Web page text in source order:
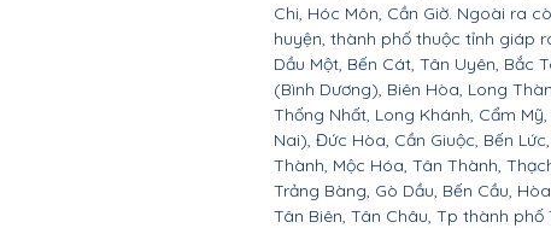
Chi, Hóc Môn, Cần Giờ. Ngoài ra
huyện, thành phố thuộc tỉnh giáp
Dầu Một, Bến Cát, Tân Uyên, Bắc
(Bình Dương), Biên Hòa, Long
Thống Nhất, Long Khánh, Cẩm
Nai), Đức Hòa, Cần Giuộc, Bến
Thành, Mộc Hóa, Tân Thành,
Trảng Bàng, Gò Dầu, Bến Cầu,
Tân Biên, Tân Châu, Tp thành